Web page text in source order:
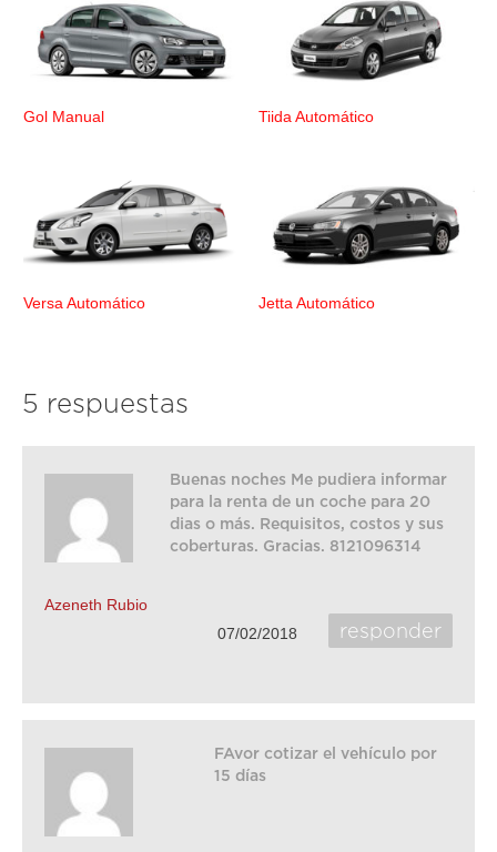
Gol Manual Tiida Automático
Versa Automático Jetta Automático
5 respuestas
Azeneth Rubio
Buenas noches Me pudiera informar
para la renta de un coche para 20
dias o más. Requisitos, costos y sus
coberturas. Gracias. 8121096314
responder
07/02/2018
FAvor cotizar el vehículo por
15 días